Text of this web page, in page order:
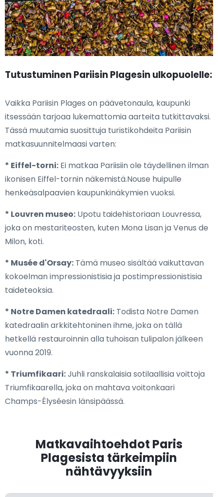
Tutustuminen Pariisin Plagesin ulkopuolelle:
Vaikka Pariisin Plages on päävetonaula, kaupunki
itsessään tarjoaa lukemattomia aarteita tutkittavaksi.
Tässä muutamia suosittuja turistikohdeita Pariisin
matkasuunnitelmaasi varten:
* Eiffel-torni: Ei matkaa Pariisiin ole täydellinen ilman
ikonisen Eiffel-tornin näkemistä.Nouse huipulle
henkeäsalpaavien kaupunkinäkymien vuoksi.
* Louvren museo: Upotu taidehistoriaan Louvressa,
joka on mestariteosten, kuten Mona Lisan ja Venus de
Milon, koti.
* Musée d'Orsay: Tämä museo sisältää vaikuttavan
kokoelman impressionistisia ja postimpressionistisia
taideteoksia.
* Notre Damen katedraali: Todista Notre Damen
katedraalin arkkitehtoninen ihme, joka on tällä
hetkellä restauroinnin alla tuhoisan tulipalon jälkeen
vuonna 2019.
* Triumfikaari:Juhli ranskalaisia sotilaallisia voittoja
Triumfikaarella, joka on mahtava voitonkaari
Champs-Élyséesin länsipäässä.
Matkavaihtoehdot Paris
Plagesista tärkeimpiin
nähtävyyksiin